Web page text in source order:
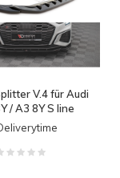
V.4 für Audi
/ A3 8Y S line